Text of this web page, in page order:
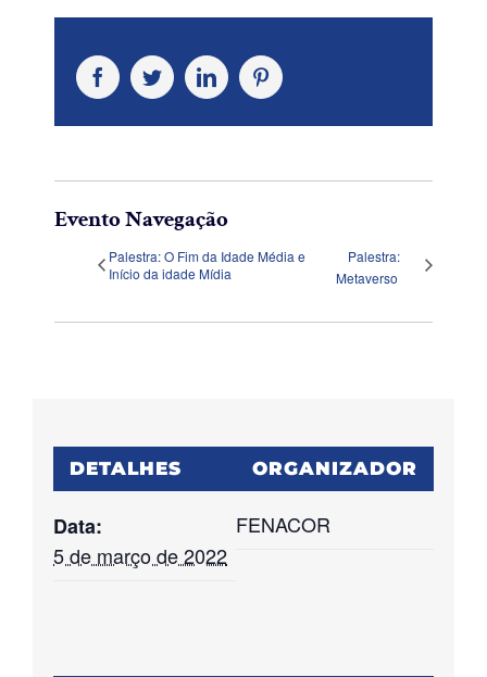
FacebookTwitterLinkedInPinterest
Evento Navegação
Palestra: O Fim da Idade Média e
Início da idade Mídia
Palestra:
Metaverso
DETALHES
Data:
5 de março de 2022
ORGANIZADOR
FENACOR